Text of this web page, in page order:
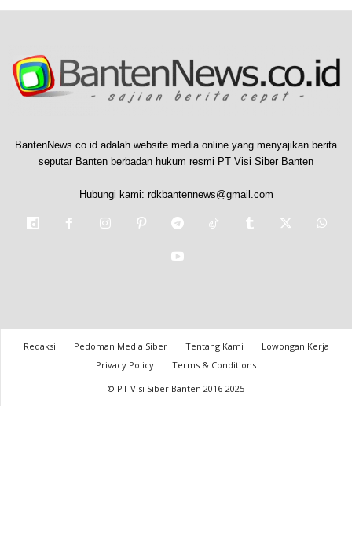
BantenNews.co.id adalah website media online yang menyajikan berita
seputar Banten berbadan hukum resmi PT Visi Siber Banten
Hubungi kami: rdkbantennews@gmail.com
Redaksi Pedoman Media Siber Tentang Kami
Lowongan Kerja
Privacy Policy
Terms & Conditions
© PT Visi Siber Banten 2016-2025